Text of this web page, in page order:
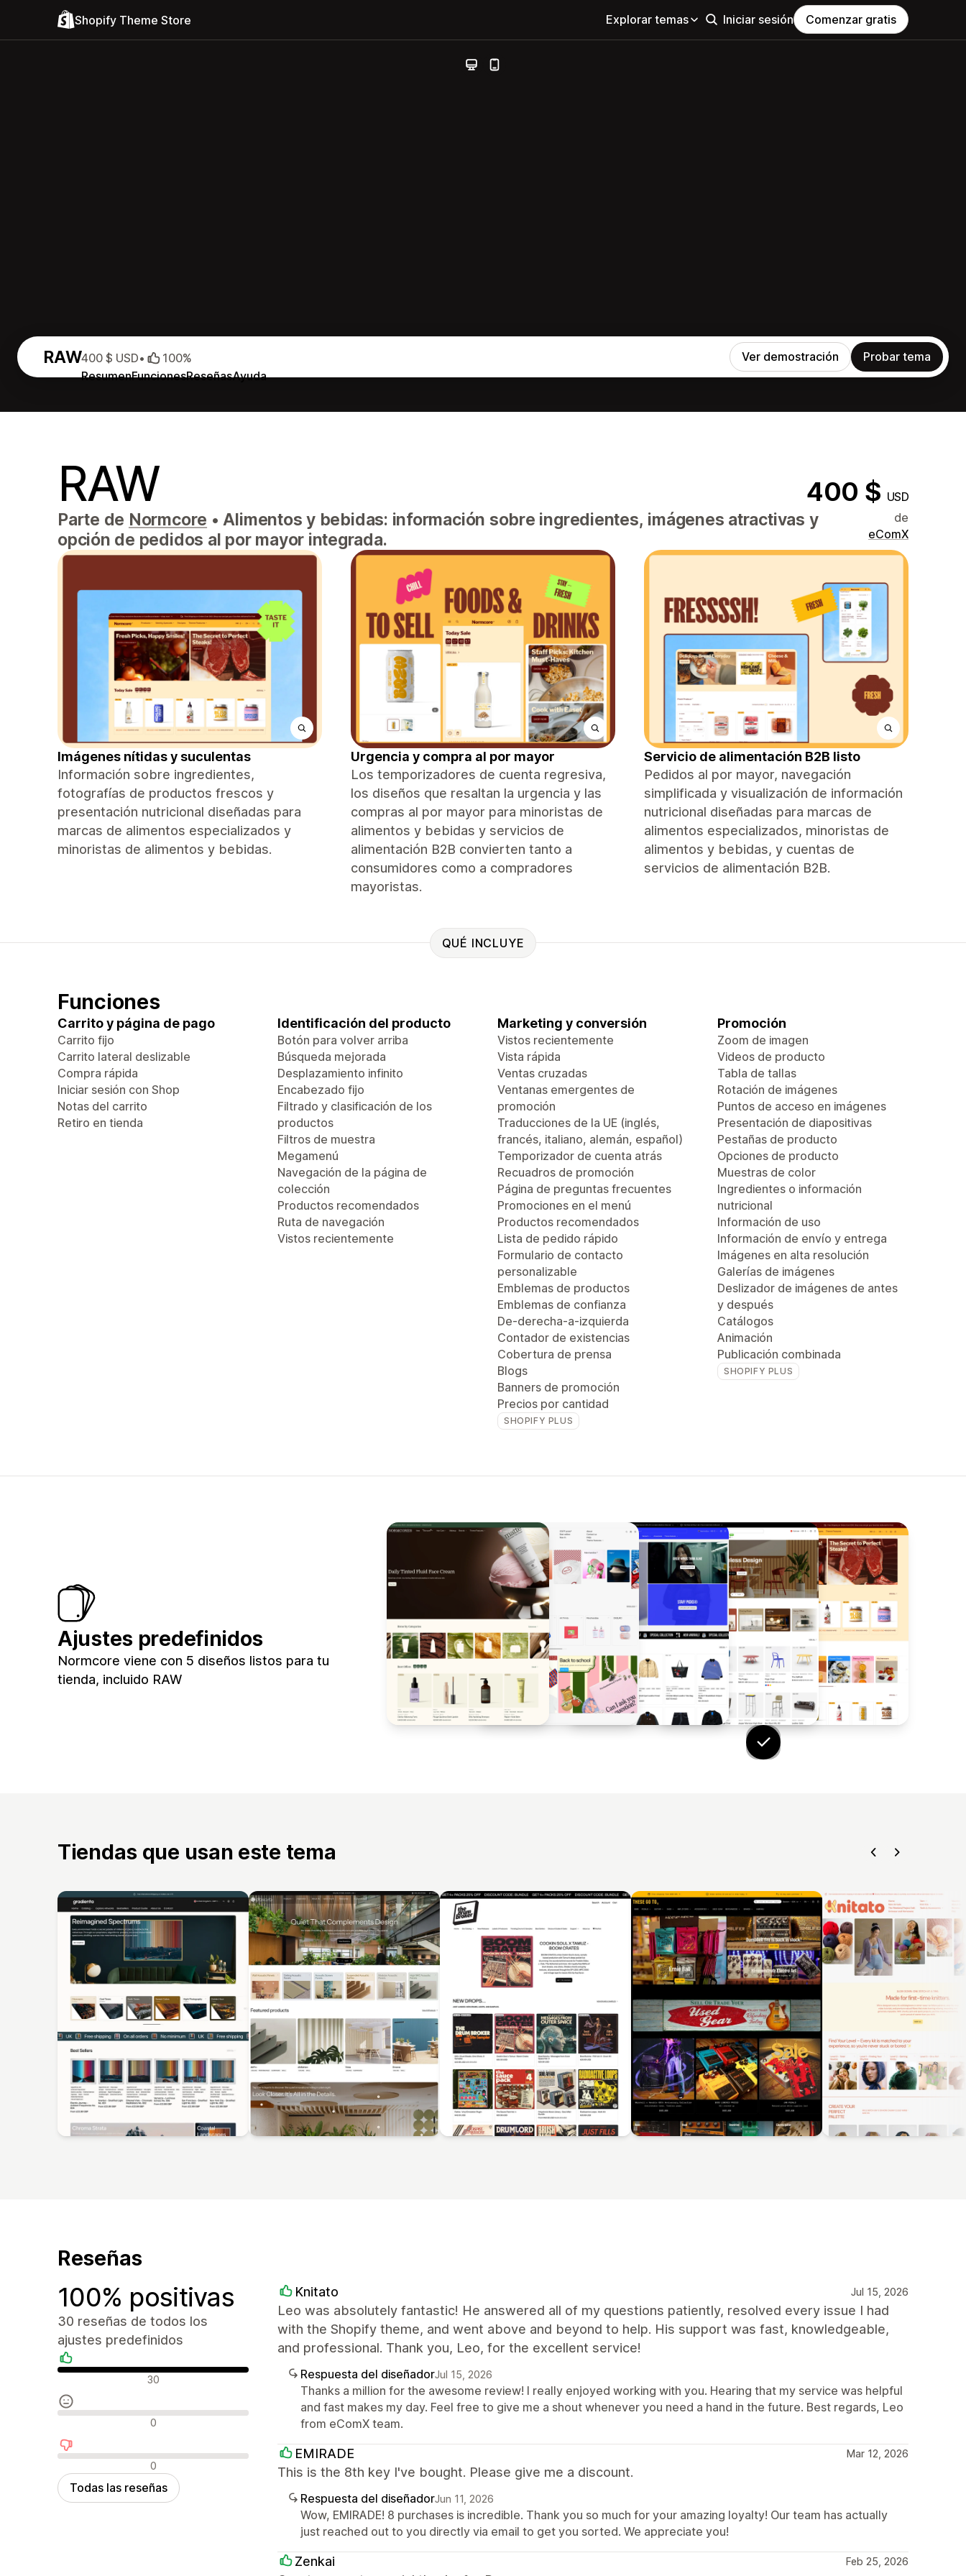
Shopify Theme Store Explorar temas Iniciar sesión Comenzar gratis
RAW
ResumenFuncionesReseñasAyuda
400 $ USD• 100% Ver demostración Probar tema
RAW 400 $ USD
Parte de Normcore • Alimentos y bebidas: información sobre ingredientes, imágenes atractivas y
opción de pedidos al por mayor integrada.
de
eComX
Imágenes nítidas y suculentas
Información sobre ingredientes,
fotografías de productos frescos y
presentación nutricional diseñadas para
marcas de alimentos especializados y
minoristas de alimentos y bebidas.
Urgencia y compra al por mayor
Los temporizadores de cuenta regresiva,
los diseños que resaltan la urgencia y las
compras al por mayor para minoristas de
alimentos y bebidas y servicios de
alimentación B2B convierten tanto a
consumidores como a compradores
mayoristas.
Servicio de alimentación B2B listo
Pedidos al por mayor, navegación
simplificada y visualización de información
nutricional diseñadas para marcas de
alimentos especializados, minoristas de
alimentos y bebidas, y cuentas de
servicios de alimentación B2B.
QUÉ INCLUYE
Funciones
Carrito y página de pago
Carrito fijo
Carrito lateral deslizable
Compra rápida
Iniciar sesión con Shop
Notas del carrito
Retiro en tienda
Identificación del producto
Botón para volver arriba
Búsqueda mejorada
Desplazamiento infinito
Encabezado fijo
Filtrado y clasificación de los
productos
Filtros de muestra
Megamenú
Navegación de la página de
colección
Productos recomendados
Ruta de navegación
Vistos recientemente
Marketing y conversión
Vistos recientemente
Vista rápida
Ventas cruzadas
Ventanas emergentes de
promoción
Traducciones de la UE (inglés,
francés, italiano, alemán, español)
Temporizador de cuenta atrás
Recuadros de promoción
Página de preguntas frecuentes
Promociones en el menú
Productos recomendados
Lista de pedido rápido
Formulario de contacto
personalizable
Emblemas de productos
Emblemas de confianza
De-derecha-a-izquierda
Contador de existencias
Cobertura de prensa
Blogs
Banners de promoción
Precios por cantidad
SHOPIFY PLUS
Promoción
Zoom de imagen
Videos de producto
Tabla de tallas
Rotación de imágenes
Puntos de acceso en imágenes
Presentación de diapositivas
Pestañas de producto
Opciones de producto
Muestras de color
Ingredientes o información
nutricional
Información de uso
Información de envío y entrega
Imágenes en alta resolución
Galerías de imágenes
Deslizador de imágenes de antes
y después
Catálogos
Animación
Publicación combinada
SHOPIFY PLUS
Ajustes predefinidos
Normcore viene con 5 diseños listos para tu
tienda, incluido RAW
Tiendas que usan este tema
Reseñas
100% positivas
30 reseñas de todos los
ajustes predefinidos
Reseñas positivas30
Reseñas neutras 0
Reseñas negativas
0
Todas las reseñas
Knitato Jul 15, 2026
Leo was absolutely fantastic! He answered all of my questions patiently, resolved every issue I had
with the Shopify theme, and went above and beyond to help. His support was fast, knowledgeable,
and professional. Thank you, Leo, for the excellent service!
Respuesta del diseñadorJul 15, 2026
Thanks a million for the awesome review! I really enjoyed working with you. Hearing that my service was helpful
and fast makes my day. Feel free to give me a shout whenever you need a hand in the future. Best regards, Leo
from eComX team.
EMIRADE Mar 12, 2026
This is the 8th key I've bought. Please give me a discount.
Respuesta del diseñadorJun 11, 2026
Wow, EMIRADE! 8 purchases is incredible. Thank you so much for your amazing loyalty! Our team has actually
just reached out to you directly via email to get you sorted. We appreciate you!
Zenkai Feb 25, 2026